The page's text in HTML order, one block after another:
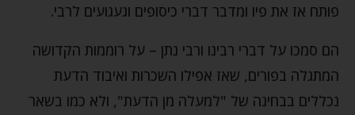
פותח אז את פיו ומדבר דברי כיסופים וגעגועים לרבי.
הם סמכו על דברי רבינו ורבי נתן – על רוממות הקדושה
המתגלה בפורים, שאז אפילו השכרות ואיבוד הדעת
נכללים בבחינה של "למעלה מן הדעת", ולא כמו בשאר